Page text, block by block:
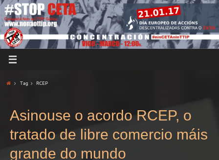
Tag RCEP
Asinouse o acordo RCEP, o
tratado de libre comercio máis
grande do mundo